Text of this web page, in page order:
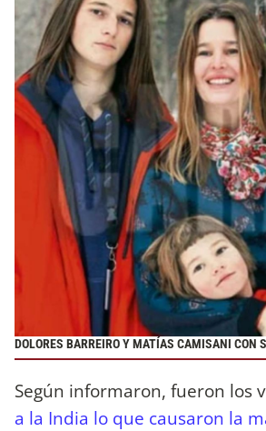
DOLORES BARREIRO Y MATÍAS CAMISANI CON
Según informaron, fueron los
a la India lo que causaron la